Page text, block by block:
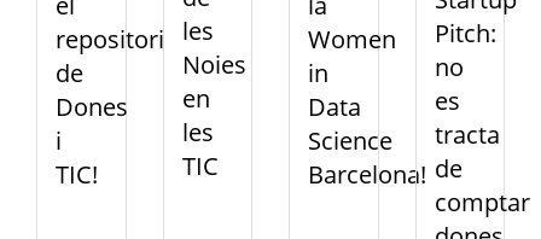
repositori
de
Dones
i
TIC!
les
Noies
en
les
TIC
Women
in
Data
Science
Barcelona!
Pitch:
no
es
tracta
de
comptar